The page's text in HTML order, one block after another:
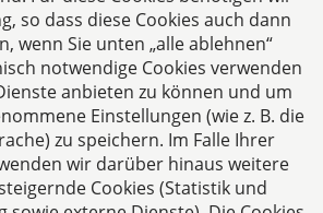
unserer täglichen Arbeit.
so dass diese Cookies auch dann
wenn Sie unten „alle ablehnen“
notwendige Cookies verwenden
anbieten zu können und um
Einstellungen (wie z. B. die
zu speichern. Im Falle Ihrer
wir darüber hinaus weitere
Cookies (Statistik und